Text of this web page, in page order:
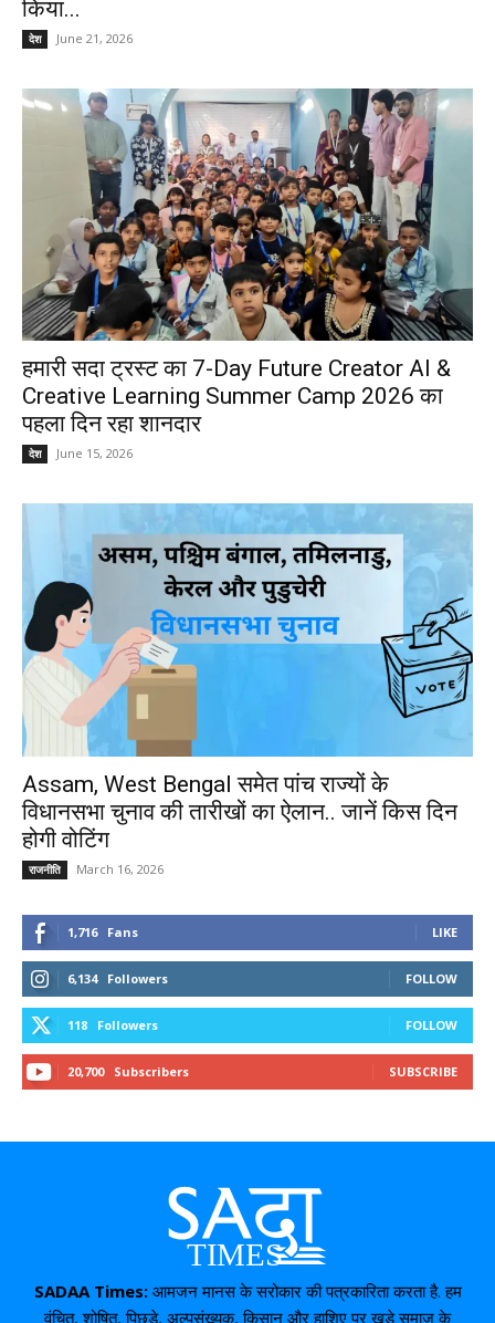
किया...
देश June 21, 2026
हमारी सदा ट्रस्ट का 7-Day Future Creator AI &
Creative Learning Summer Camp 2026 का
पहला दिन रहा शानदार
देश June 15, 2026
Assam, West Bengal समेत पांच राज्यों के
विधानसभा चुनाव की तारीखों का ऐलान.. जानें किस दिन
होगी वोटिंग
राजनीति March 16, 2026
1,716 Fans LIKE
6,134 Followers FOLLOW
118 Followers FOLLOW
20,700 Subscribers SUBSCRIBE
SADAA Times: आमजन मानस के सरोकार की पत्रकारिता करता है. हम
वंचित, शोषित, पिछड़े, अल्पसंख्यक, किसान और हाशिए पर खड़े समाज के